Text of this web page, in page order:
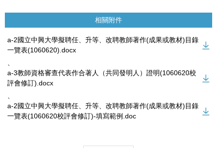
相關附件
a-2國立中興大學擬聘任、升等、改聘教師著作(成果或教材)目錄
一覽表(1060620).docx
a-3教師資格審查代表作合著人（共同發明人）證明(1060620校
評會修訂).docx
a-2國立中興大學擬聘任、升等、改聘教師著作(成果或教材)目錄
一覽表(1060620校評會修訂)-填寫範例.doc